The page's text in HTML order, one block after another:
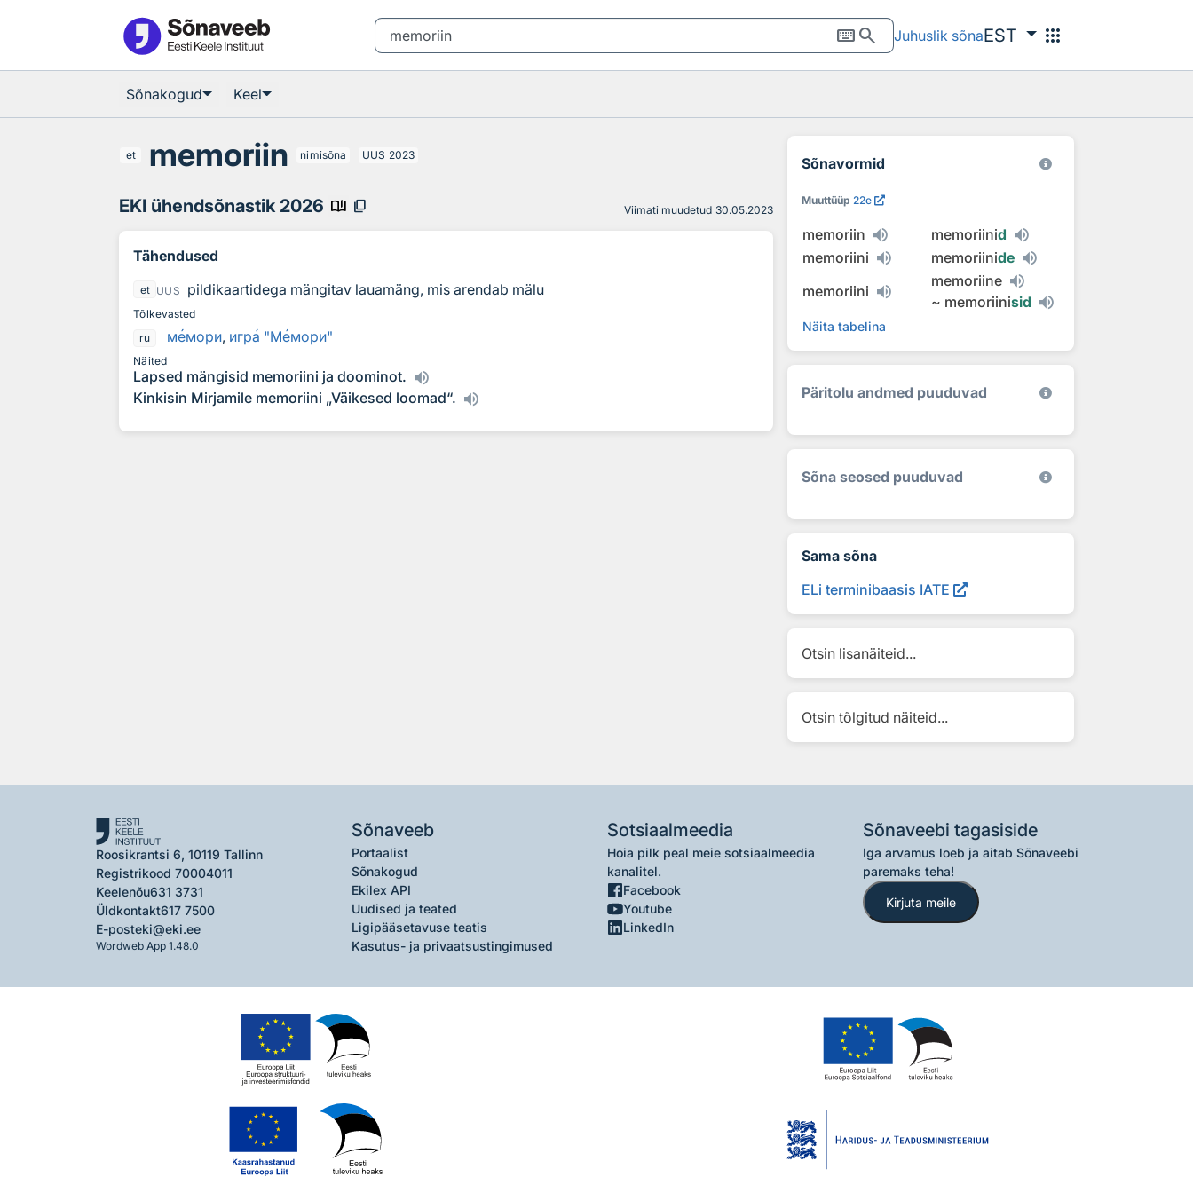
keyboardsearch Juhuslik sõnaEST apps
Sõnakogud Keel
et memoriin nimisõna UUS 2023
EKI ühendsõnastik 2026 book_ribbon content_copy Viimati muudetud 30.05.2023
Tähendused
et UUS pildikaartidega mängitav lauamäng, mis arendab mälu
Tõlkevasted
ru
мемори, игра "Мемори"
Näited
Lapsed mängisid memoriini ja doominot.
Kinkisin Mirjamile memoriini „Väikesed loomad“.
Sõnavormid
Muuttüüp 22e
memoriin memoriinid
memoriini
memoriinide
memoriini
memoriine
~ memoriinisid
Näita tabelina
Päritolu andmed puuduvad
Sõna seosed puuduvad
Sama sõna
ELi terminibaasis IATE
Otsin lisanäiteid...
Otsin tõlgitud näiteid...
Roosikrantsi 6, 10119 Tallinn
Registrikood 70004011
Keelenõu631 3731
Üldkontakt617 7500
E-posteki@eki.ee
Wordweb App 1.48.0
Sõnaveeb
Portaalist
Sõnakogud
Ekilex API
Uudised ja teated
Ligipääsetavuse teatis
Kasutus- ja privaatsustingimused
Sotsiaalmeedia
Hoia pilk peal meie sotsiaalmeedia
kanalitel.
Facebook
Youtube
LinkedIn
Sõnaveebi tagasiside
Iga arvamus loeb ja aitab Sõnaveebi
paremaks teha!
Kirjuta meile